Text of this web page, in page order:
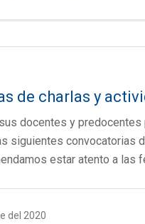
de charlas y
docentes y
siguientes convocatorias
estar atento a las
del 2020